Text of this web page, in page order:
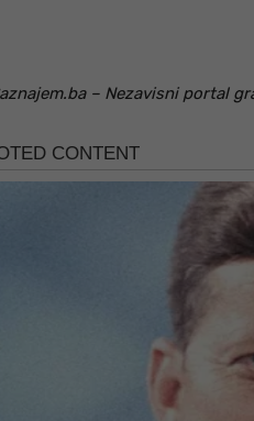
– Nezavisni portal